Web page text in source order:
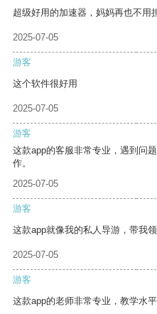
超级好用的加速器，妈妈再也不用
2025-07-05
游客
这个软件很好用
2025-07-05
游客
这款app的客服非常专业，遇到问
作。
2025-07-05
游客
这款app就像我的私人导游，带我
2025-07-05
游客
这款app的老师非常专业，教学水